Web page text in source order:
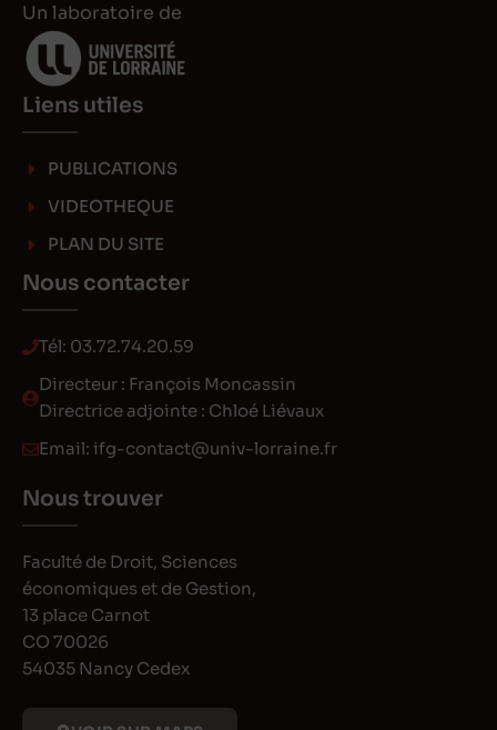
Un laboratoire de
Liens utiles
PUBLICATIONS
VIDEOTHEQUE
PLAN DU SITE
Nous contacter
Tél: 03.72.74.20.59
Directeur : François Moncassin
Directrice adjointe : Chloé Liévaux
Email: ifg-contact@univ-lorraine.fr
Nous trouver
Faculté de Droit, Sciences
économiques et de Gestion,
13 place Carnot
CO 70026
54035 Nancy Cedex